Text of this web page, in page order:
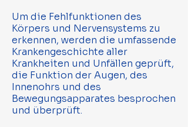
Um die Fehlfunktionen des
Körpers und Nervensystems zu
erkennen, werden die umfassende
Krankengeschichte aller
Krankheiten und Unfällen geprüft,
die Funktion der Augen, des
Innenohrs und des
Bewegungsapparates besprochen
und überprüft.